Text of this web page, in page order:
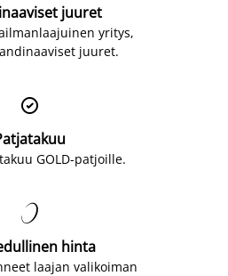
juuret
yritys,
juuret.

GOLD-patjoille.

hinta
laajan valikoiman